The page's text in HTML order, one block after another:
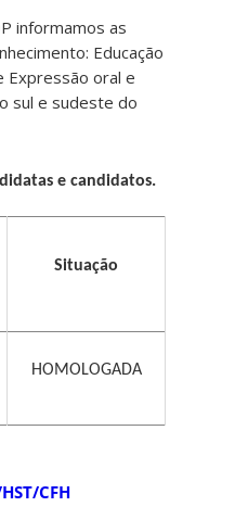
informamos as
Educação
Expressão oral e
sul e sudeste do
e candidatos.
Situação
HOMOLOGADA
CFH